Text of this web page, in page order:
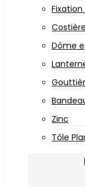
Dôme
Zinc
Tôle